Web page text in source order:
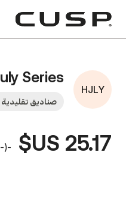
HJLY
Series
صناديق
25.17 US$
-
(
-